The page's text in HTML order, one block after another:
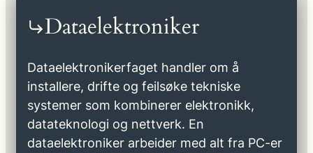
Dataelektroniker
Dataelektronikerfaget handler om å
installere, drifte og feilsøke tekniske
systemer som kombinerer elektronikk,
datateknologi og nettverk. En
dataelektroniker arbeider med alt fra PC-er